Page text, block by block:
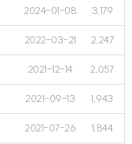
2024-01-08 3,179
2022-03-21 2,247
2021-12-14 2,057
2021-09-13 1,943
2021-07-26 1,844